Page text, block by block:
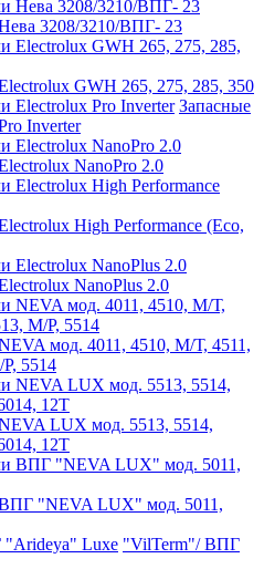
3208/3210/ВПГ- 23
GWH 265, 275, 285, 350
Запасные
Inverter
NanoPro 2.0
High Performance (Eco,
NanoPlus 2.0
мод. 4011, 4510, М/Т, 4511,
5514
LUX мод. 5513, 5514,
12Т
ВПГ "NEVA LUX" мод. 5011,
"VilTerm"/ ВПГ